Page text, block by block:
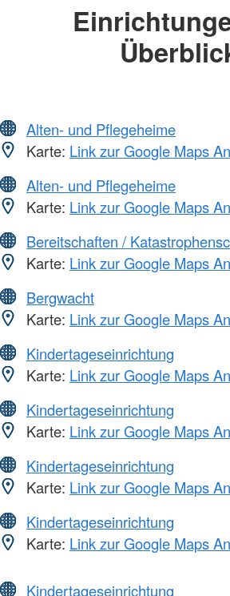
Alten- und Pflegeheime
Karte: Link zur Google Maps
Alten- und Pflegeheime
Karte: Link zur Google Maps
Bereitschaften /
Karte: Link zur Google Maps
Bergwacht
Karte: Link zur Google Maps
Kindertageseinrichtung
Karte: Link zur Google Maps
Kindertageseinrichtung
Karte: Link zur Google Maps
Kindertageseinrichtung
Karte: Link zur Google Maps
Kindertageseinrichtung
Karte: Link zur Google Maps
Kindertageseinrichtung